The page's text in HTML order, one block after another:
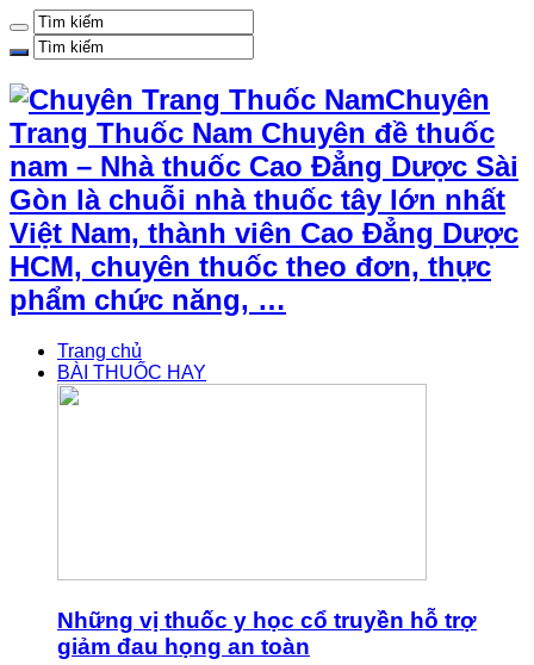
Chuyên
Trang Thuốc Nam Chuyên đề thuốc
nam – Nhà thuốc Cao Đẳng Dược Sài
Gòn là chuỗi nhà thuốc tây lớn nhất
Việt Nam, thành viên Cao Đẳng Dược
HCM, chuyên thuốc theo đơn, thực
phẩm chức năng, …
Trang chủ
BÀI THUỐC HAY
Những vị thuốc y học cổ truyền hỗ trợ
giảm đau họng an toàn